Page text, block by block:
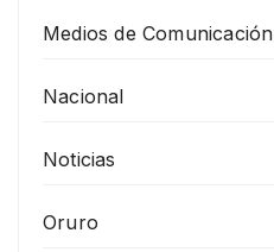
Medios de Comunicación
Nacional
Noticias
Oruro